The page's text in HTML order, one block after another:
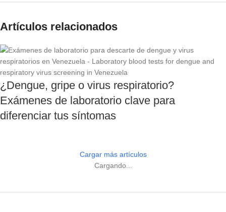
Artículos relacionados
¿Dengue, gripe o virus respiratorio?
Exámenes de laboratorio clave para
diferenciar tus síntomas
Cargar más artículos
Cargando...